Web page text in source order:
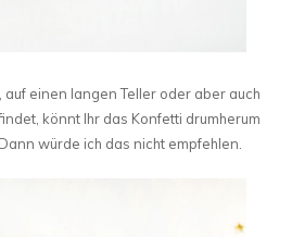
einen langen Teller oder aber auch
könnt Ihr das Konfetti drumherum
würde ich das nicht empfehlen.